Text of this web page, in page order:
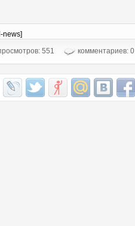
news]
551
комментариев: 0